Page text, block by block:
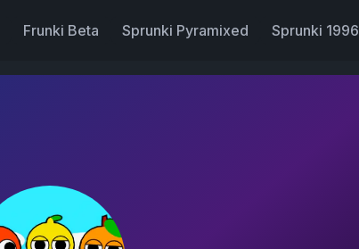
Frunki Beta Sprunki Pyramixed Sprunki 1996